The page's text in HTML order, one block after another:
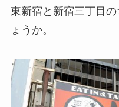
東新宿と新宿三丁目
ょうか。